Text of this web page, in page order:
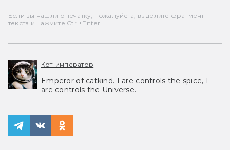
Если вы нашли опечатку, пожалуйста, выделите фрагмент
текста и нажмите Ctrl+Enter.
Кот-император
Emperor of catkind. I are controls the spice, I
are controls the Universe.